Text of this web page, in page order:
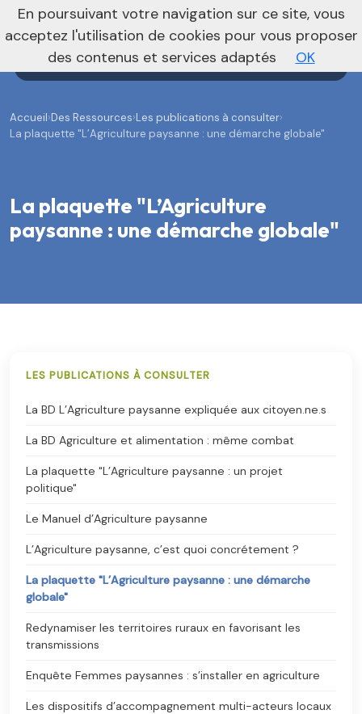
AgendaAnnoncesActualités
Accueil›Des Ressources›Les publications à consulter›
La plaquette "L’Agriculture paysanne : une démarche globale"
La plaquette "L’Agriculture
paysanne : une démarche globale"
LES PUBLICATIONS À CONSULTER
La BD L’Agriculture paysanne expliquée aux citoyen.ne.s
La BD Agriculture et alimentation : même combat
La plaquette "L’Agriculture paysanne : un projet
politique"
Le Manuel d’Agriculture paysanne
L’Agriculture paysanne, c’est quoi concrétement ?
La plaquette "L’Agriculture paysanne : une démarche
globale"
Redynamiser les territoires ruraux en favorisant les
transmissions
Enquête Femmes paysannes : s’installer en agriculture
Les dispositifs d’accompagnement multi-acteurs locaux
En poursuivant votre navigation sur ce site, vous
acceptez l'utilisation de cookies pour vous proposer
des contenus et services adaptés
OK